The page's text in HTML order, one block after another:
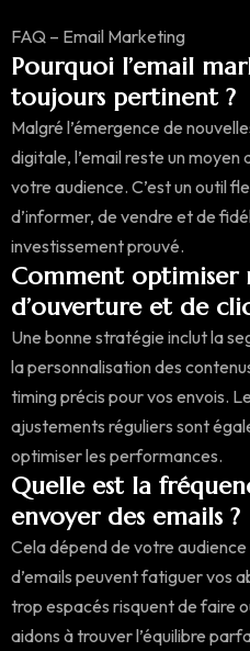
FAQ – Email Marketing
Pourquoi l’email
toujours pertinent ?
Malgré l’émergence de
digitale, l’email reste un
votre audience. C’est un outil
d’informer, de vendre et de
investissement prouvé.
Comment optimiser
d’ouverture et de
Une bonne stratégie inclut la
la personnalisation des
timing précis pour vos envois.
ajustements réguliers sont
optimiser les performances.
Quelle est la
envoyer des emails ?
Cela dépend de votre
d’emails peuvent fatiguer vos
trop espacés risquent de faire
aidons à trouver l’équilibre